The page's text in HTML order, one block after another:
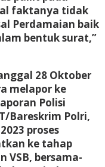
faktanya tidak
Perdamaian baik
bentuk surat,”
28 Oktober
melapor ke
Polisi
Bareskrim Polri,
proses
ke tahap
VSB, bersama-